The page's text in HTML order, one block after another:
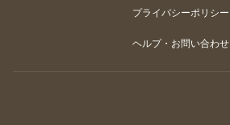
プライバシーポリシー
ヘルプ・お問い合わせ